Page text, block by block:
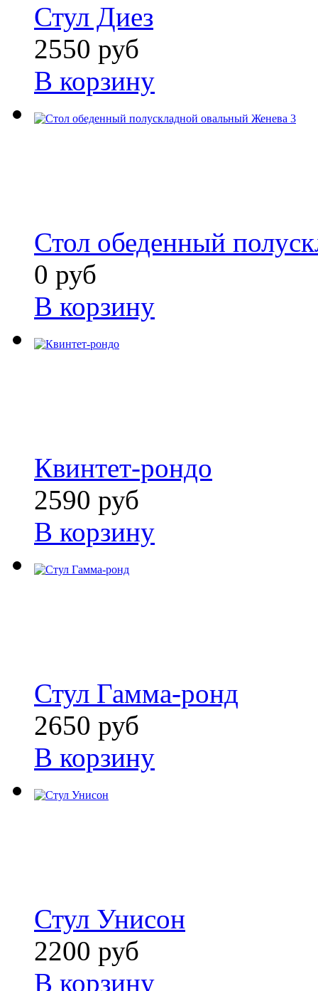
Стул Диез
2550 руб
В корзину
Стол обеденный
0 руб
В корзину
Квинтет-рондо
2590 руб
В корзину
Стул Гамма-ронд
2650 руб
В корзину
Стул Унисон
2200 руб
В корзину